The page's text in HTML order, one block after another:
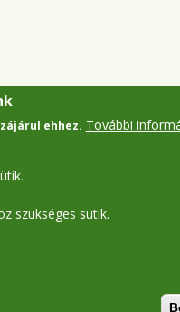
ehhez. További
szükséges sütik.